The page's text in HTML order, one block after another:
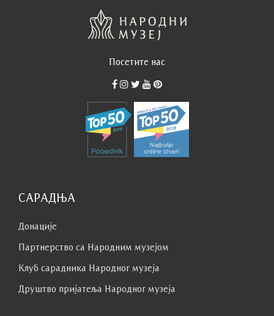
Посетите нас
САРАДЊА
Донације
Партнерство са Народним музејoм
Клуб сaрaдникa Народног музеја
Друштво пријатеља Народног музеја